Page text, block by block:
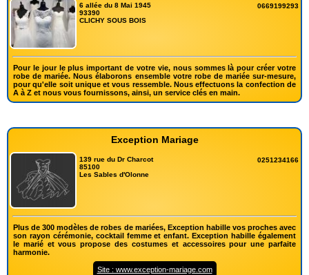
6 allée du 8 Mai 1945
93390
CLICHY SOUS BOIS
0669199293
Pour le jour le plus important de votre vie, nous sommes là pour créer votre
robe de mariée. Nous élaborons ensemble votre robe de mariée sur-mesure,
pour qu'elle soit unique et vous ressemble. Nous effectuons la confection de
A à Z et nous vous fournissons, ainsi, un service clés en main.
Exception Mariage
139 rue du Dr Charcot
85100
Les Sables d'Olonne
0251234166
Plus de 300 modèles de robes de mariées, Exception habille vos proches avec
son rayon cérémonie, cocktail femme et enfant. Exception habille également
le marié et vous propose des costumes et accessoires pour une parfaite
harmonie.
Site : www.exception-mariage.com